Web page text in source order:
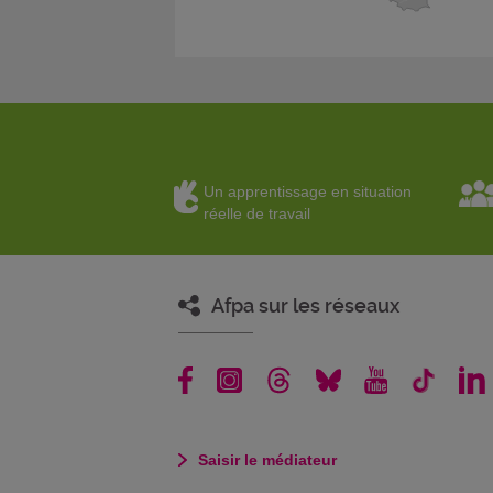
Un apprentissage en situation
réelle de travail
Afpa sur les réseaux
Saisir le médiateur